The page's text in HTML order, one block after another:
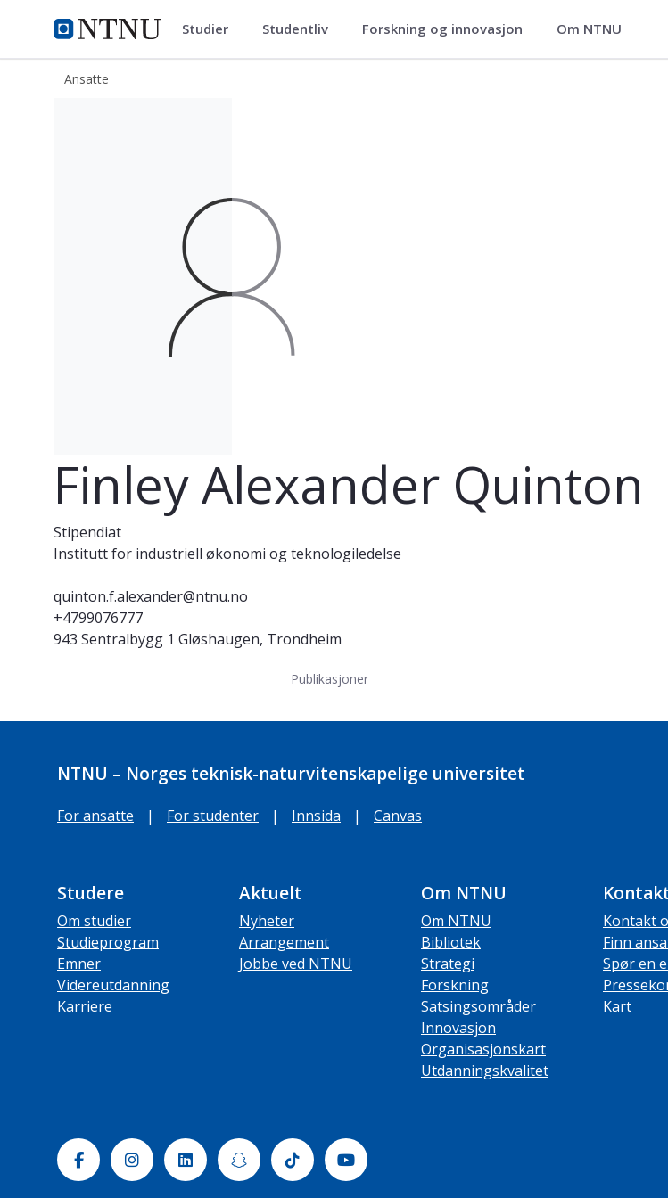
NTNU Hjemmeside
ntnu.no Studier Studentliv Forskning og innovasjon Om NTNU
Ansatte
Finley Alexander Quinton
Stipendiat
Institutt for industriell økonomi og teknologiledelse
quinton.f.alexander@ntnu.no
+4799076777
943 Sentralbygg 1 Gløshaugen, Trondheim
Publikasjoner
NTNU – Norges teknisk-naturvitenskapelige universitet
For ansatte | For studenter | Innsida | Canvas
Studere
Om studier
Studieprogram
Emner
Videreutdanning
Karriere
Aktuelt
Nyheter
Arrangement
Jobbe ved NTNU
Om NTNU
Om NTNU
Bibliotek
Strategi
Forskning
Satsingsområder
Innovasjon
Organisasjonskart
Utdanningskvalitet
Kontakt
Finn
Spør en
Kart
FacebookInstagramLinkedinSnapchatTiktok Youtube